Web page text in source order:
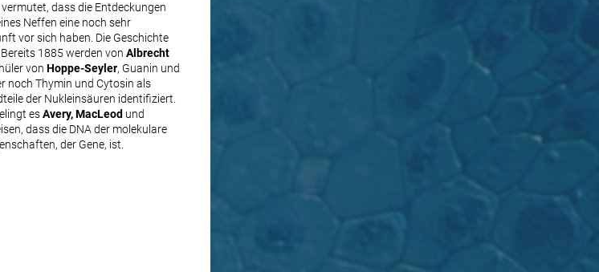
dass die Entdeckungen
Neffen eine noch sehr
vor sich haben. Die Geschichte
1885 werden von Albrecht
von Hoppe-Seyler, Guanin und
noch Thymin und Cytosin als
der Nukleinsäuren identifiziert.
esAvery, MacLeod und
dass die DNA der molekulare
der Gene, ist.